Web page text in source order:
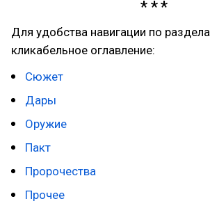
Для удобства навигации по
кликабельное оглавление:
Сюжет
Дары
Оружие
Пакт
Пророчества
Прочее